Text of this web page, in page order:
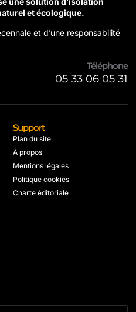
et écologique.
et d’une responsabilité
Téléphone
05 33 06 05 31
Support
Plan du site
À propos
Mentions légales
Politique cookies
Charte éditoriale